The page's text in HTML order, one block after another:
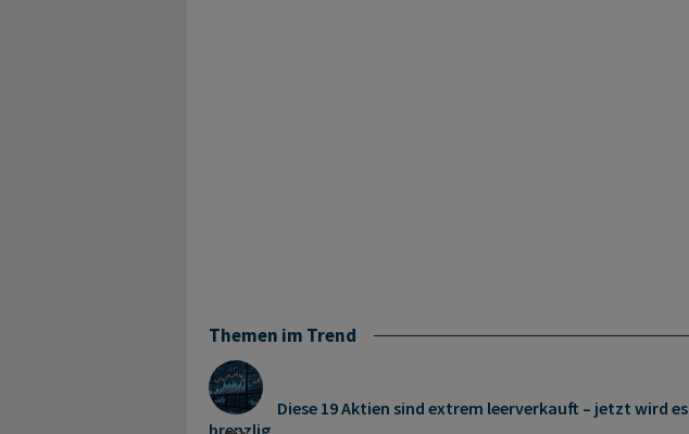
Themen im Trend
Diese 19 Aktien sind extrem leerverkauft – jetzt wird es
brenzlig